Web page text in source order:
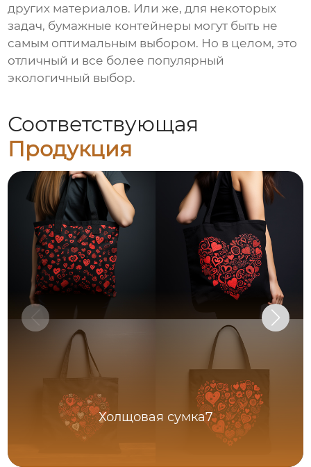
других материалов. Или же, для некоторых
задач, бумажные контейнеры могут быть не
самым оптимальным выбором. Но в целом, это
отличный и все более популярный
экологичный выбор.
Соответствующая
Продукция
Холщовая сумка7